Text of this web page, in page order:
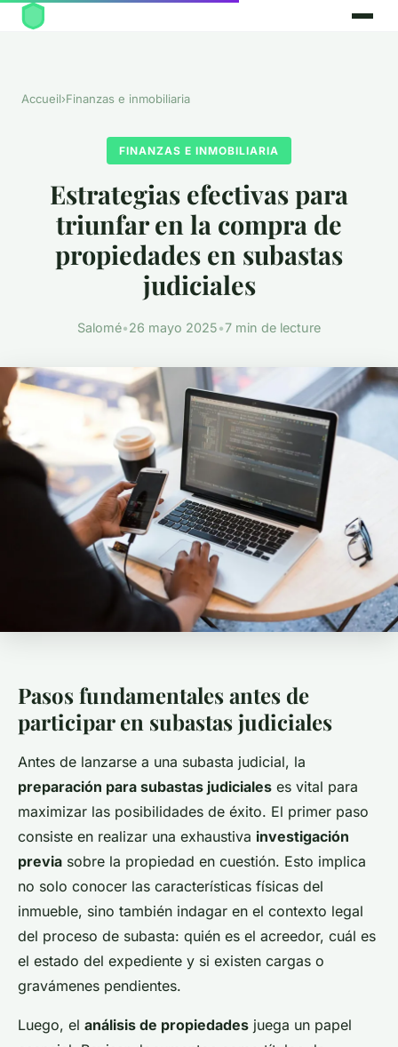
Accueil›Finanzas e inmobiliaria
FINANZAS E INMOBILIARIA
Estrategias efectivas para
triunfar en la compra de
propiedades en subastas
judiciales
Salomé•26 mayo 2025•7 min de lecture
Pasos fundamentales antes de
participar en subastas judiciales
Antes de lanzarse a una subasta judicial, la
preparación para subastas judiciales es vital para
maximizar las posibilidades de éxito. El primer paso
consiste en realizar una exhaustiva investigación
previa sobre la propiedad en cuestión. Esto implica
no solo conocer las características físicas del
inmueble, sino también indagar en el contexto legal
del proceso de subasta: quién es el acreedor, cuál es
el estado del expediente y si existen cargas o
gravámenes pendientes.
Luego, el análisis de propiedades juega un papel